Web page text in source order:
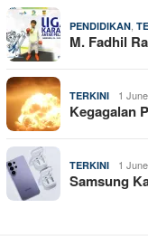
PENDIDIKAN,
M. Fadhil
TERKINI 1
Kegagalan
TERKINI 1
Samsung